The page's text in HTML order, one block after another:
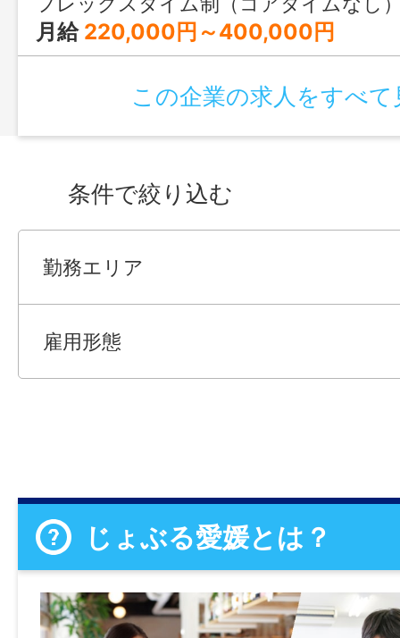
月給 220,000円～400,000円
この企業の求人をすべて
条件で絞り込む
勤務エリア
雇用形態
じょぶる愛媛とは？